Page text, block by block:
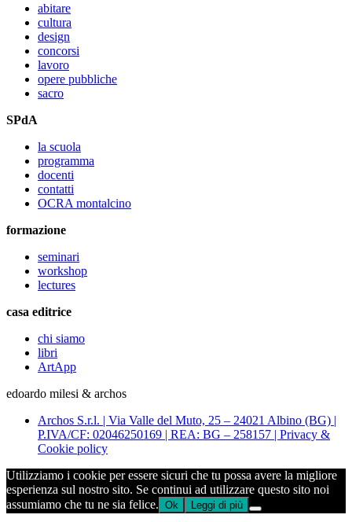
abitare
cultura
design
concorsi
lavoro
opere pubbliche
sacro
SPdA
la scuola
programma
docenti
contatti
OCRA montalcino
formazione
seminari
workshop
lectures
casa editrice
chi siamo
libri
ArtApp
edoardo milesi & archos
Archos S.r.l. | Via Valle del Muto, 25 – 24021 Albino (BG) |
P.IVA/CF: 02046250169 | REA: BG – 258157 | Privacy &
Cookie policy
Utilizziamo i cookie per essere sicuri che tu possa avere la migliore
esperienza sul nostro sito. Se continui ad utilizzare questo sito noi
assumiamo che tu ne sia felice. Ok Leggi di più